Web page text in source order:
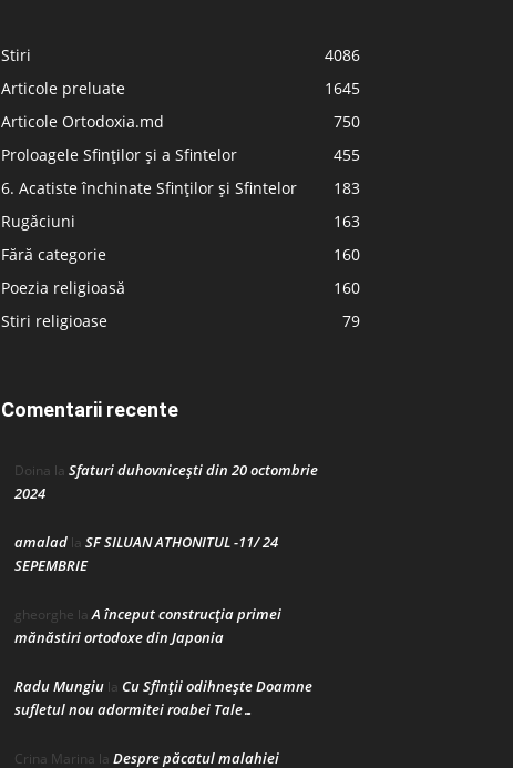
Stiri
4086
Articole preluate
1645
Articole Ortodoxia.md
750
Proloagele Sfinților și a Sfintelor
455
6. Acatiste închinate Sfinților și Sfintelor
183
Rugăciuni
163
Fără categorie
160
Poezia religioasă
160
Stiri religioase
79
Comentarii recente
Doina la Sfaturi duhovnicești din 20 octombrie
2024
amalad la SF SILUAN ATHONITUL -11/ 24
SEPEMBRIE
gheorghe laA început construcţia primei
mănăstiri ortodoxe din Japonia
Radu Mungiu la Cu Sfinții odihnește Doamne
sufletul nou adormitei roabei Tale…
Crina Marina la Despre păcatul malahiei